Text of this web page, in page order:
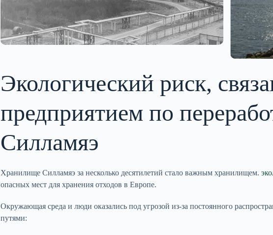
Экологический риск,
предприятием по
Силламяэ
Хранилище Силламяэ за несколько десятилетий стало важным хранилищем.
опасных мест для хранения отходов в Европе.
Окружающая среда и люди оказались под угрозой из-за постоянного
путями: